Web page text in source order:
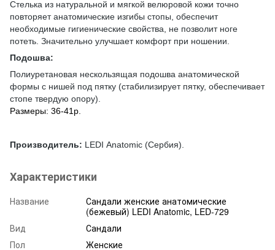
Стелька из натуральной и мягкой велюровой кожи точно
повторяет анатомические изгибы стопы, обеспечит
необходимые гигиенические свойства, не позволит ноге
потеть. Значительно улучшает комфорт при ношении.
Подошва:
Полиуретановая нескользящая подошва анатомической
формы c нишей под пятку (стабилизирует пятку, обеспечивает
стопе твердую опору).
Размеры: 36-41р.
Производитель: LEDI Аnatomic (Сербия).
Характеристики
Название
Сандали женские анатомические
(бежевый) LEDI Anatomic, LED-729
Вид
Сандали
Пол
Женские